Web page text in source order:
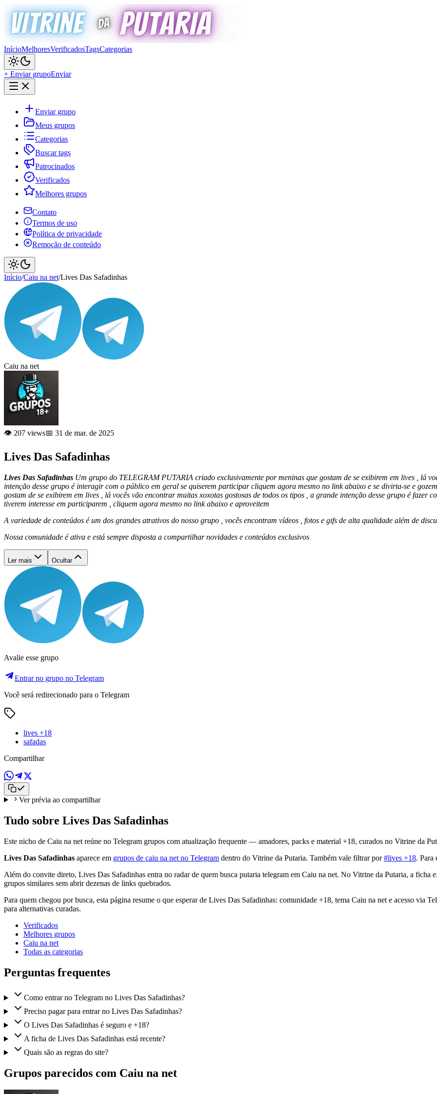
InícioMelhoresVerificadosTagsCategorias
+ Enviar grupoEnviar
Enviar grupo
Meus grupos
Categorias
Buscar tags
Patrocinados
Verificados
Melhores grupos
Contato
Termos de uso
Política de privacidade
Remoção de conteúdo
Início/Caiu na net/Lives Das Safadinhas
Caiu na net
👁️ 207 views📅 31 de mar. de 2025
Lives Das Safadinhas
Lives Das Safadinhas Um grupo do TELEGRAM PUTARIA criado exclusivamente por meninas que gostam de se exibirem em lives , lá
intenção desse grupo é interagir com o público em geral se quiserem participar cliquem agora mesmo no link abaixo e se divirta-se e
gostam de se exibirem em lives , lá vocês vão encontrar muitas xoxotas gostosas de todos os tipos , a grande intenção desse grupo é
tiverem interesse em participarem , cliquem agora mesmo no link abaixo e aproveitem
A variedade de conteúdos é um dos grandes atrativos do nosso grupo , vocês encontram vídeos , fotos e gifs de alta qualidade além de
Nossa comunidade é ativa e está sempre disposta a compartilhar novidades e conteúdos exclusivos
Ler mais Ocultar
Avalie esse grupo
Entrar no grupo no Telegram
Você será redirecionado para o Telegram
lives +18
safadas
Compartilhar
Ver prévia ao compartilhar
Tudo sobre Lives Das Safadinhas
Este nicho de Caiu na net reúne no Telegram grupos com atualização frequente — amadores, packs e material +18, curados no Vitrine da
Lives Das Safadinhas aparece em grupos de caiu na net no Telegram dentro do Vitrine da Putaria. Também vale filtrar por#lives +18. Para
Além do convite direto, Lives Das Safadinhas entra no radar de quem busca putaria telegram em Caiu na net. No Vitrine da Putaria, a
grupos similares sem abrir dezenas de links quebrados.
Para quem chegou por busca, esta página resume o que esperar de Lives Das Safadinhas: comunidade +18, tema Caiu na net e acesso via
para alternativas curadas.
Verificados
Melhores grupos
Caiu na net
Todas as categorias
Perguntas frequentes
Como entrar no Telegram no Lives Das Safadinhas?
Preciso pagar para entrar no Lives Das Safadinhas?
O Lives Das Safadinhas é seguro e +18?
A ficha de Lives Das Safadinhas está recente?
Quais são as regras do site?
Grupos parecidos com Caiu na net